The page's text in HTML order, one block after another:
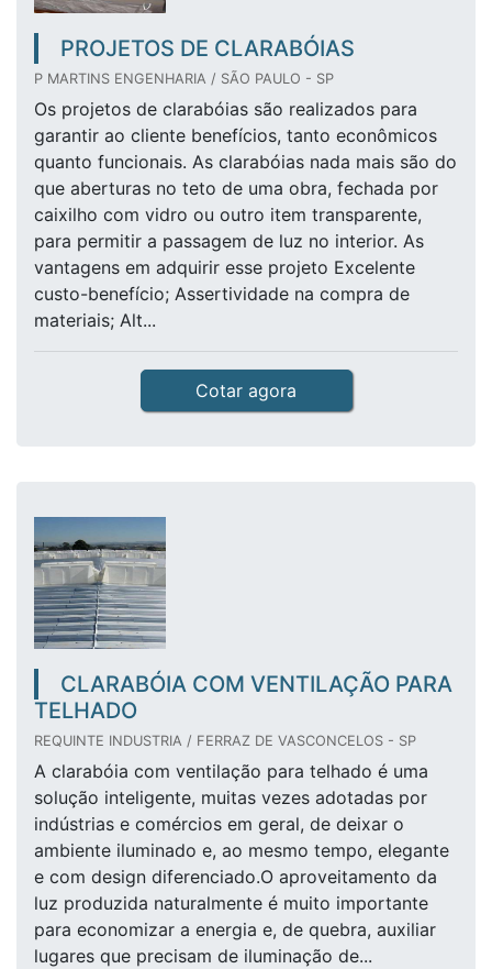
PROJETOS DE CLARABÓIAS
P MARTINS ENGENHARIA / SÃO PAULO - SP
Os projetos de clarabóias são realizados para
garantir ao cliente benefícios, tanto econômicos
quanto funcionais. As clarabóias nada mais são do
que aberturas no teto de uma obra, fechada por
caixilho com vidro ou outro item transparente,
para permitir a passagem de luz no interior. As
vantagens em adquirir esse projeto Excelente
custo-benefício; Assertividade na compra de
materiais; Alt...
Cotar agora
CLARABÓIA COM VENTILAÇÃO PARA
TELHADO
REQUINTE INDUSTRIA / FERRAZ DE VASCONCELOS - SP
A clarabóia com ventilação para telhado é uma
solução inteligente, muitas vezes adotadas por
indústrias e comércios em geral, de deixar o
ambiente iluminado e, ao mesmo tempo, elegante
e com design diferenciado.O aproveitamento da
luz produzida naturalmente é muito importante
para economizar a energia e, de quebra, auxiliar
lugares que precisam de iluminação de...